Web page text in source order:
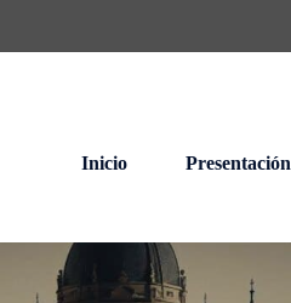
Inicio Presentación